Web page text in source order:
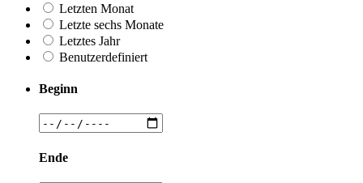
Letzten Monat
Letzte sechs Monate
Letztes Jahr
Benutzerdefiniert
Beginn
Ende